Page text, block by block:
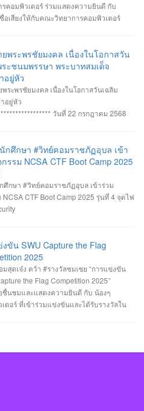
รคอมพิวเตอร์ ร่วมแสดงความยินดี กับ
เสียงให้กับคณะวิทยาการคอมพิวเตอร์
HACKATHON#1 2025 ภายใต้โครงการ
ภัฏร้อยเอ็ด” วันที่ 7-8 กรกฎาคม 2568 รุ่น
Everything นายชัยวัฒน์ ชัยฤทธิ์ นาย
นนได้สูงสุด 2260 คะแนน #รางวัลรอง
ร์ จำปาหอม นายนวพงษ์ ธรรมสัตย์ นายวี
น #รางวัลรองชนะเลิศอันดับที่_2 ทีม
วรรษ วิลามาตย์ ทำคะแนนได้ 500 คะแนน
ขันในครั้งนี้ RERU CYBER
คโนโลยีสารสนเทศ มหาวิทยาลัยราชภัฏ
การรักษาความมั่นคงปลอดภัยไซเบอร์แห่ง
SWU Capture the Flag Competition
คม 2568 (จัดการแข่งขันในรูปแบบออนไลน์
วิชาวิศวกรรมคอมพิวเตอร์ คณะ
รวิโรฒ ร่วมกับ บริษัท ACIS Professional
ยการที่ 3. การแข่งขัน Mini CTF ระหว่างผู้
รุ่นที่ 4 ซึ่งจัดขึ้นในระหว่างวันที่ 19–20
ศึกษาชั้นปีที่ 3 ได้รับ #รางวัล_MVP ผู้ที่
น) จัดโดย #สำนักงานคณะกรรมการการ
พระพรชัยมงคล เนื่องในโอกาสวัน
ระชนมพรรษา พระบาทสมเด็จ
อยู่หัว
ระพรชัยมงคล เนื่องในโอกาสวันเฉลิม
อยู่หัว
วันที่ 22 กรกฎาคม 2568
ฉลิมพระชนมพรรษา 28 กรกฎาคม 2568 ณ
ภัฏอุบลราชธานี โดยมีท่าน รอง
ารบดี เป็นประธานในพิธีถวายพระพร
น #คณะวิทยาการคอมพิวเตอร์
ลัยราชภัฏอุบลราชธานี
กศึกษา #วิทย์คอมราชภัฏอุบล เข้า
รรม NCSA CTF Boot Camp 2025
ศึกษา #วิทย์คอมราชภัฏอุบล เข้าร่วม
NCSA CTF Boot Camp 2025 รุ่นที่ 4 จุดไฟ
ขัน SWU Capture the Flag
2025
สุดเจ๋ง คว้า #รางวัลชมเชย “การแข่งขัน
the Flag Competition 2025”
ชื่นชมและแสดงความยินดี กับ น้องๆ
อร์ ที่เข้าร่วมแข่งขันและได้รับรางวัลใน
ทำการแข่งขันในโครงการจำนวน 60 ทีม